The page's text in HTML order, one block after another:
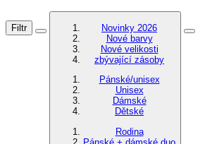
Filtr
Novinky 2026
Nové barvy
Nové velikosti
zbývající zásoby
Pánské/unisex
Unisex
Dámské
Dětské
Rodina